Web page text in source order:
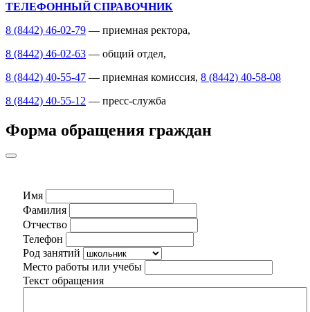
ТЕЛЕФОННЫЙ СПРАВОЧНИК
8 (8442) 46-02-79 — приемная ректора,
8 (8442) 46-02-63 — общий отдел,
8 (8442) 40-55-47 — приемная комиссия, 8 (8442) 40-58-08
8 (8442) 40-55-12 — пресс-служба
Форма обращения граждан
Имя
Фамилия
Отчество
Телефон
Род занятий
Место работы или учебы
Текст обращения